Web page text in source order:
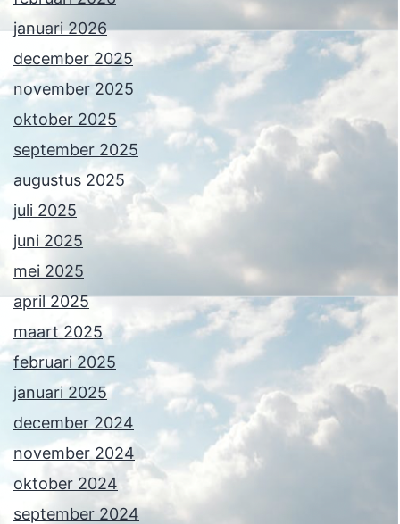
januari 2026
december 2025
november 2025
oktober 2025
september 2025
augustus 2025
juli 2025
juni 2025
mei 2025
april 2025
maart 2025
februari 2025
januari 2025
december 2024
november 2024
oktober 2024
september 2024